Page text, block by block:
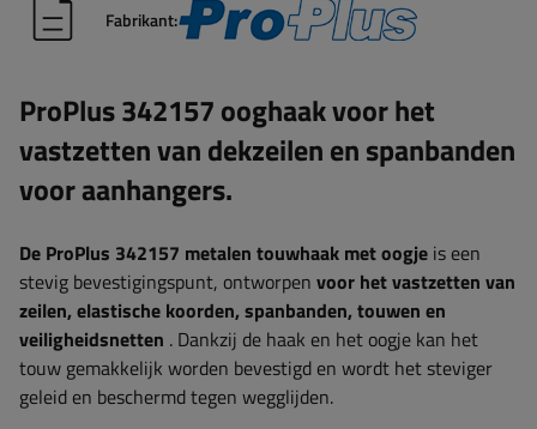
Fabrikant:
ProPlus 342157 ooghaak voor het
vastzetten van dekzeilen en spanbanden
voor aanhangers.
De ProPlus 342157 metalen touwhaak met oogje is een
stevig bevestigingspunt, ontworpen voor het vastzetten van
zeilen, elastische koorden, spanbanden, touwen en
veiligheidsnetten . Dankzij de haak en het oogje kan het
touw gemakkelijk worden bevestigd en wordt het steviger
geleid en beschermd tegen wegglijden.